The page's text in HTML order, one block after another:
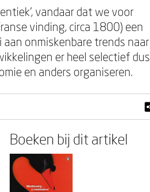
vandaar dat we voor
vinding, circa 1800) een
onmiskenbare trends naar
er heel selectief dus
en anders organiseren.
Boeken bij dit artikel